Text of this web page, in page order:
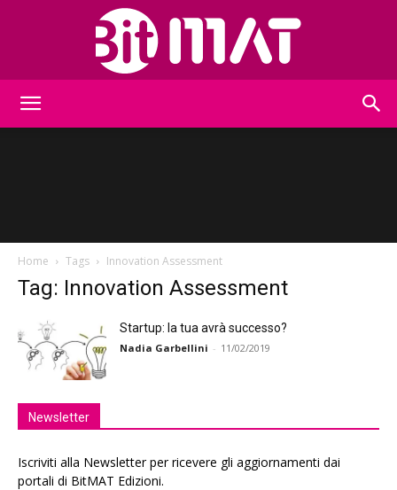
Home Tags Innovation Assessment
Tag: Innovation Assessment
Startup: la tua avrà successo?
Nadia Garbellini - 11/02/2019
Newsletter
Iscriviti alla Newsletter per ricevere gli aggiornamenti dai
portali di BitMAT Edizioni.